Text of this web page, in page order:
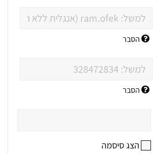
הסבר
הסבר
הצג סיסמה